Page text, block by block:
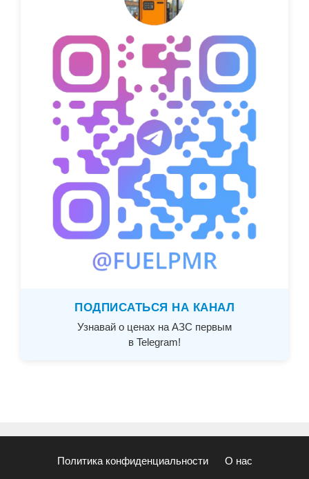
ПОДПИСАТЬСЯ НА КАНАЛ
Узнавай о ценах на АЗС первым
в Telegram!
Политика конфиденциальности О нас